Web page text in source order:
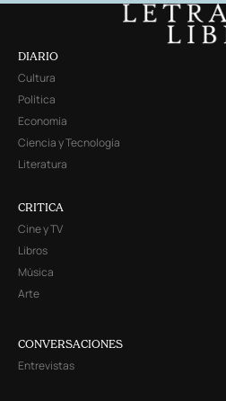
DIARIO
Cultura
Política
Economía
Ciencia y Tecnología
Literatura
CRITICA
Cine y TV
Libros
Música
Arte
CONVERSACIONES
Entrevistas